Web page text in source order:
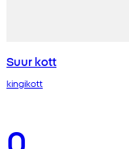
Suur kott
kingikott